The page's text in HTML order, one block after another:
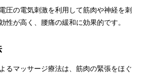
圧の電気刺激を利用して筋肉や神経を刺
性が高く、腰痛の緩和に効果的です。
るマッサージ療法は、筋肉の緊張をほぐ